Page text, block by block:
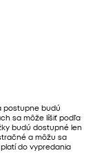
postupne budú
sa môže líšiť podľa
budú dostupné len
a môžu sa
do vypredania